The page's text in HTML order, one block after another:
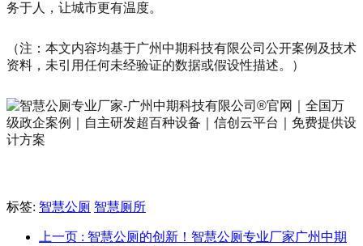
务于人，让城市更有温度。
（注：本文内容均基于广州中期科技有限公司公开案例及技术
资料，未引用任何未经验证的数据或假设性描述。）
标签: 智慧公厕 智慧厕所
上一页 : 智慧公厕的创新！智慧公厕专业厂家广州中期